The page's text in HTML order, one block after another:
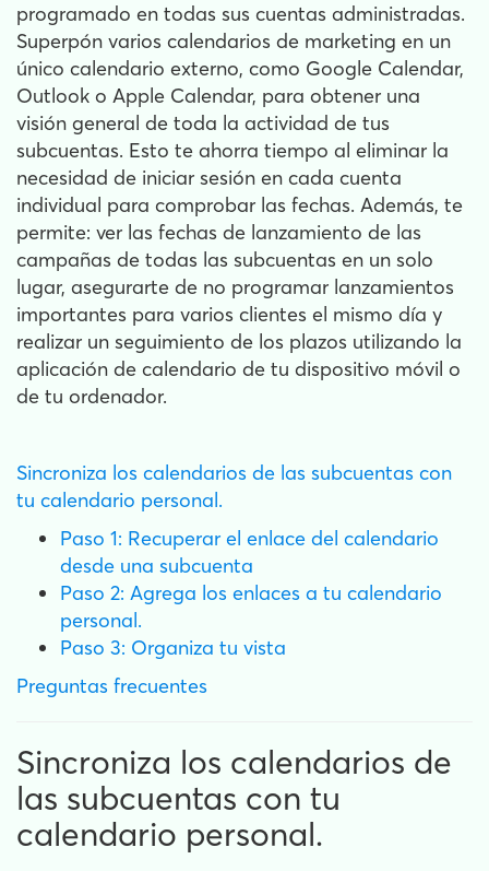
programado en todas sus cuentas administradas.
Superpón varios calendarios de marketing en un
único calendario externo, como Google Calendar,
Outlook o Apple Calendar, para obtener una
visión general de toda la actividad de tus
subcuentas. Esto te ahorra tiempo al eliminar la
necesidad de iniciar sesión en cada cuenta
individual para comprobar las fechas. Además, te
permite: ver las fechas de lanzamiento de las
campañas de todas las subcuentas en un solo
lugar, asegurarte de no programar lanzamientos
importantes para varios clientes el mismo día y
realizar un seguimiento de los plazos utilizando la
aplicación de calendario de tu dispositivo móvil o
de tu ordenador.
Sincroniza los calendarios de las subcuentas con
tu calendario personal.
Paso 1: Recuperar el enlace del calendario
desde una subcuenta
Paso 2: Agrega los enlaces a tu calendario
personal.
Paso 3: Organiza tu vista
Preguntas frecuentes
Sincroniza los calendarios de
las subcuentas con tu
calendario personal.